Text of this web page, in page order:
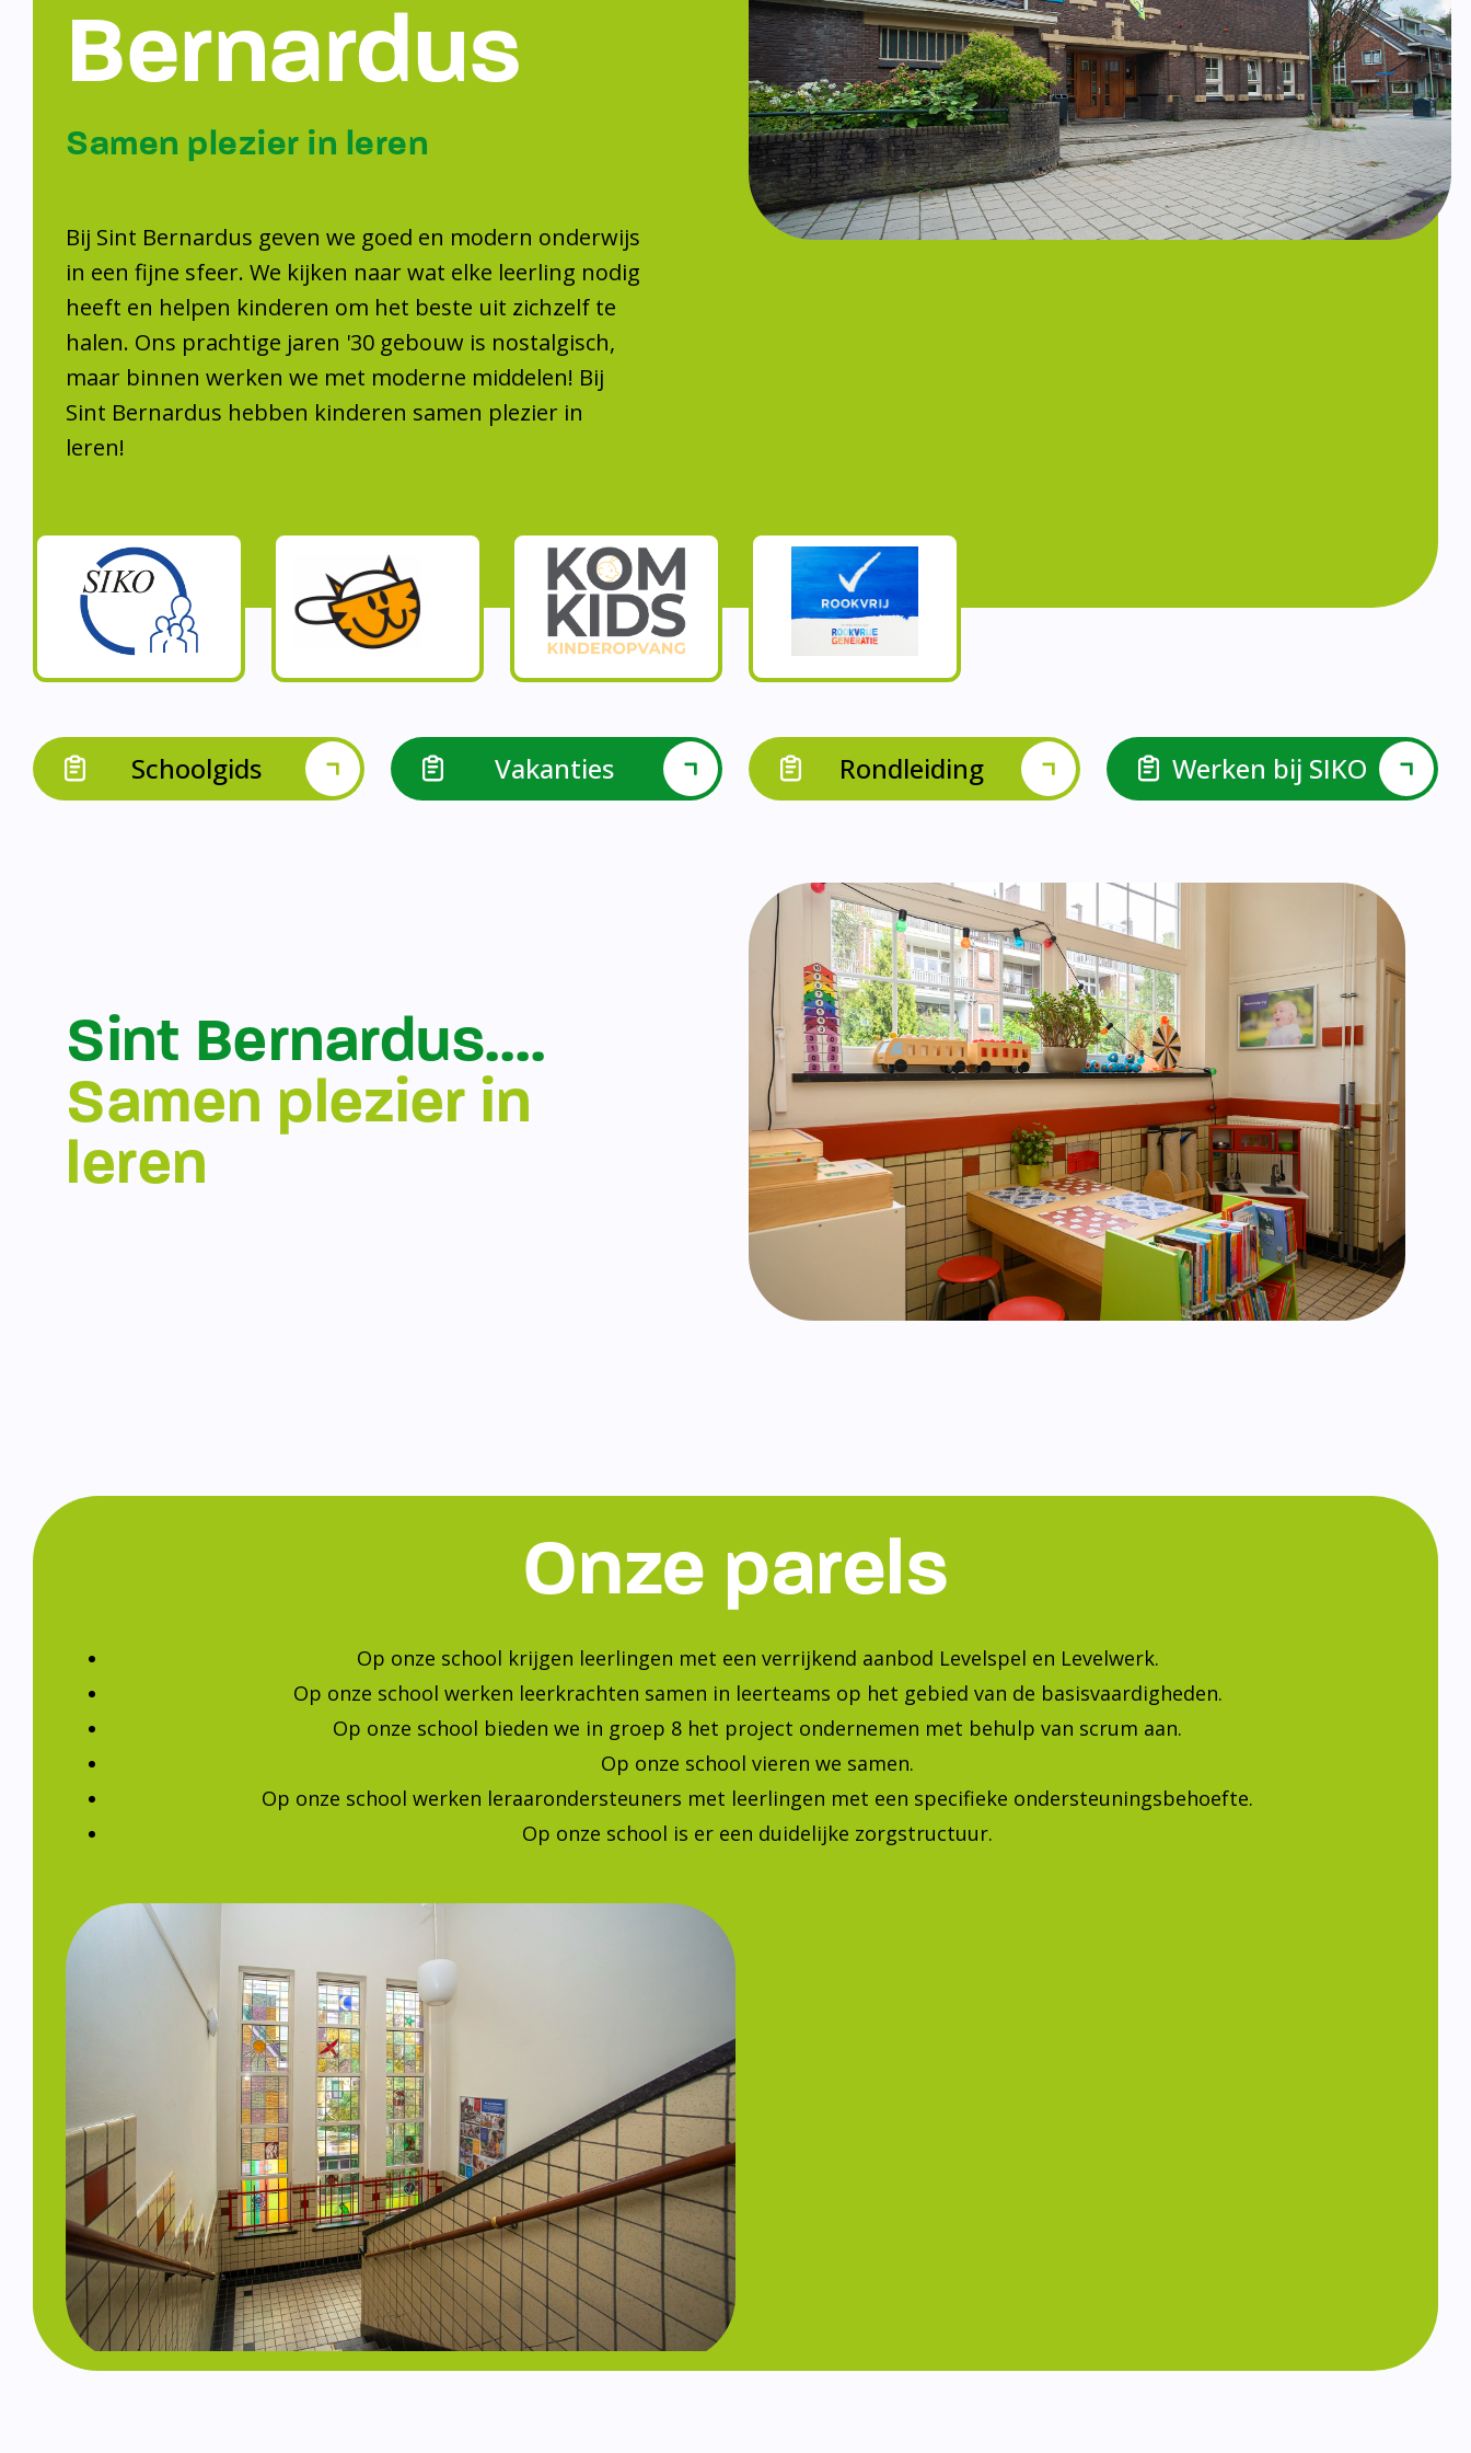
Bernardus
Samen plezier in leren
in een fijne sfeer. We kijken naar wat elke leerling nodig
heeft en helpen kinderen om het beste uit zichzelf te
halen. Ons prachtige jaren '30 gebouw is nostalgisch,
maar binnen werken we met moderne middelen! Bij
Sint Bernardus hebben kinderen samen plezier in
leren!
Schoolgids Vakanties Rondleiding Werken bij SIKO
Sint Bernardus….
Samen plezier in
leren
Onze parels
Op onze school werken leerkrachten samen in leerteams op het gebied van de basisvaardigheden.
Op onze school bieden we in groep 8 het project ondernemen met behulp van scrum aan.
Op onze school vieren we samen.
Op onze school werken leraarondersteuners met leerlingen met een specifieke ondersteuningsbehoefte.
Op onze school is er een duidelijke zorgstructuur.